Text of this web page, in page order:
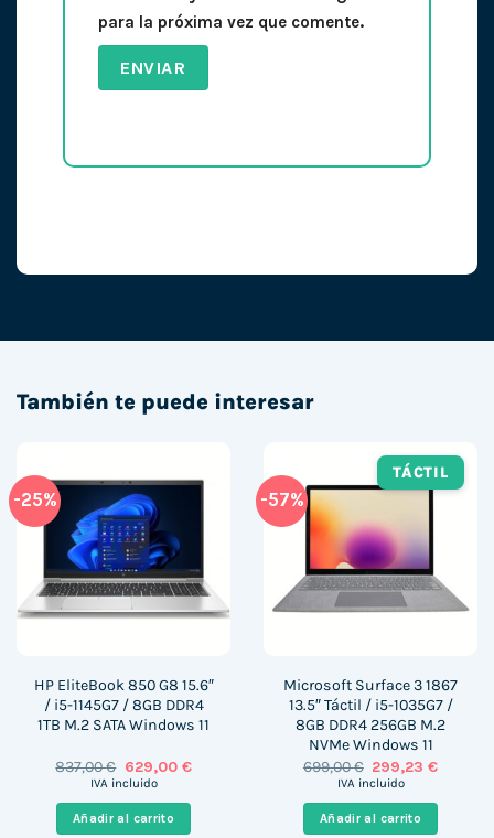
para la próxima vez que comente.
También te puede interesar
-25%
HP EliteBook 850 G8 15.6″
/ i5-1145G7 / 8GB DDR4
1TB M.2 SATA Windows 11
837,00€ El
precio
era:
837,00 €.
629,00 €El
es:
629,00 €.
IVA incluido
Añadir al carrito
-57%
TÁCTIL
Microsoft Surface 3 1867
13.5″ Táctil / i5-1035G7 /
8GB DDR4 256GB M.2
NVMe Windows 11
699,00€ El
precio
era:
699,00 €.
299,23€El
es:
299,23
IVA incluido
Añadir al carrito